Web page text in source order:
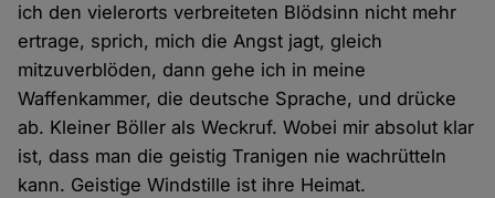
ich den vielerorts verbreiteten Blödsinn nicht mehr
ertrage, sprich, mich die Angst jagt, gleich
mitzuverblöden, dann gehe ich in meine
Waffenkammer, die deutsche Sprache, und drücke
ab. Kleiner Böller als Weckruf. Wobei mir absolut klar
ist, dass man die geistig Tranigen nie wachrütteln
kann. Geistige Windstille ist ihre Heimat.